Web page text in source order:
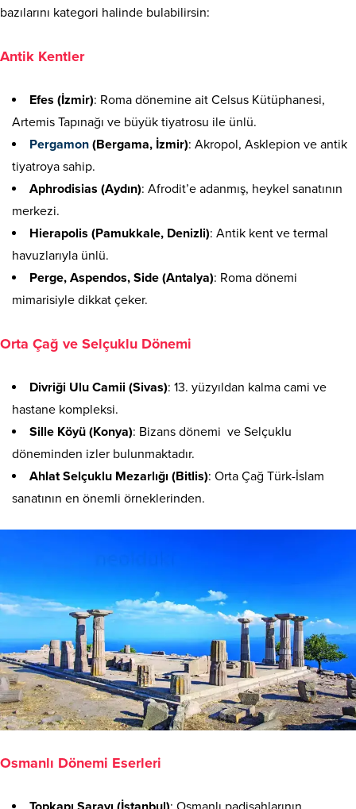
bazılarını kategori halinde bulabilirsin:
Antik Kentler
Efes (İzmir): Roma dönemine ait Celsus Kütüphanesi,
Artemis Tapınağı ve büyük tiyatrosu ile ünlü.
Pergamon (Bergama, İzmir): Akropol, Asklepion ve antik
tiyatroya sahip.
Aphrodisias (Aydın): Afrodit’e adanmış, heykel sanatının
merkezi.
Hierapolis (Pamukkale, Denizli): Antik kent ve termal
havuzlarıyla ünlü.
Perge, Aspendos, Side (Antalya): Roma dönemi
mimarisiyle dikkat çeker.
Orta Çağ ve Selçuklu Dönemi
Divriği Ulu Camii (Sivas): 13. yüzyıldan kalma cami ve
hastane kompleksi.
Sille Köyü (Konya): Bizans dönemi ve Selçuklu
döneminden izler bulunmaktadır.
Ahlat Selçuklu Mezarlığı (Bitlis): Orta Çağ Türk-İslam
sanatının en önemli örneklerinden.
Osmanlı Dönemi Eserleri